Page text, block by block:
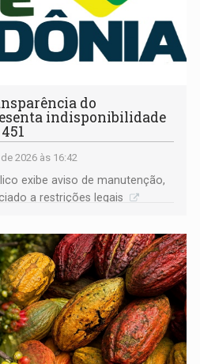
do
indisponibilidade
2026 às 16:42
exibe aviso de manutenção,
a restrições legais